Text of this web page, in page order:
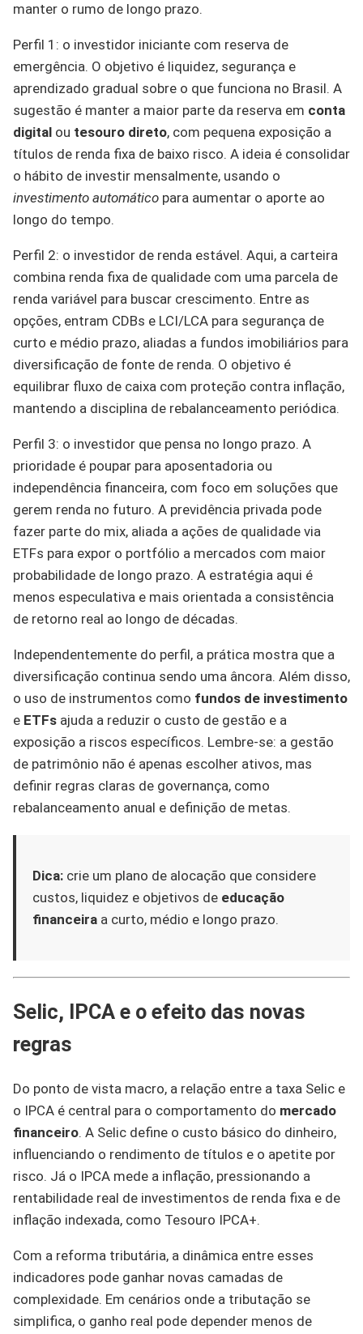
manter o rumo de longo prazo.
Perfil 1: o investidor iniciante com reserva de
emergência. O objetivo é liquidez, segurança e
aprendizado gradual sobre o que funciona no Brasil. A
sugestão é manter a maior parte da reserva em conta
digital ou tesouro direto, com pequena exposição a
títulos de renda fixa de baixo risco. A ideia é consolidar
o hábito de investir mensalmente, usando o
investimento automático para aumentar o aporte ao
longo do tempo.
Perfil 2: o investidor de renda estável. Aqui, a carteira
combina renda fixa de qualidade com uma parcela de
renda variável para buscar crescimento. Entre as
opções, entram CDBs e LCI/LCA para segurança de
curto e médio prazo, aliadas a fundos imobiliários para
diversificação de fonte de renda. O objetivo é
equilibrar fluxo de caixa com proteção contra inflação,
mantendo a disciplina de rebalanceamento periódica.
Perfil 3: o investidor que pensa no longo prazo. A
prioridade é poupar para aposentadoria ou
independência financeira, com foco em soluções que
gerem renda no futuro. A previdência privada pode
fazer parte do mix, aliada a ações de qualidade via
ETFs para expor o portfólio a mercados com maior
probabilidade de longo prazo. A estratégia aqui é
menos especulativa e mais orientada a consistência
de retorno real ao longo de décadas.
Independentemente do perfil, a prática mostra que a
diversificação continua sendo uma âncora. Além disso,
o uso de instrumentos como fundos de investimento
e ETFs ajuda a reduzir o custo de gestão e a
exposição a riscos específicos. Lembre-se: a gestão
de patrimônio não é apenas escolher ativos, mas
definir regras claras de governança, como
rebalanceamento anual e definição de metas.
Dica: crie um plano de alocação que considere
custos, liquidez e objetivos de educação
financeira a curto, médio e longo prazo.
Selic, IPCA e o efeito das novas
regras
Do ponto de vista macro, a relação entre a taxa Selic e
o IPCA é central para o comportamento do mercado
financeiro. A Selic define o custo básico do dinheiro,
influenciando o rendimento de títulos e o apetite por
risco. Já o IPCA mede a inflação, pressionando a
rentabilidade real de investimentos de renda fixa e de
inflação indexada, como Tesouro IPCA+.
Com a reforma tributária, a dinâmica entre esses
indicadores pode ganhar novas camadas de
complexidade. Em cenários onde a tributação se
simplifica, o ganho real pode depender menos de